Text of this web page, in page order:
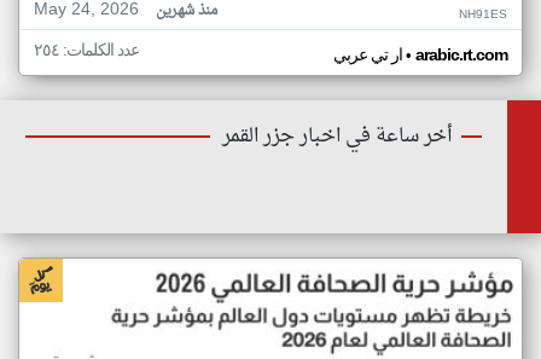
May 24, 2026
منذ شهرين NH91ES
ار تي عربي• arabic.rt.com عدد الكلمات: ٢٥٤
أخر ساعة في اخبار جزر القمر